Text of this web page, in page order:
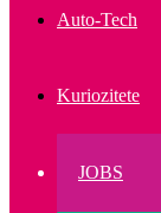
Auto-Tech
Kuriozitete
JOBS